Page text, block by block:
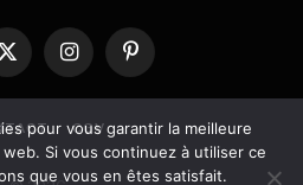
X
InstagramPinterest
CGV
pour vous garantir la meilleure
Si vous continuez à utiliser ce
que vous en êtes satisfait.